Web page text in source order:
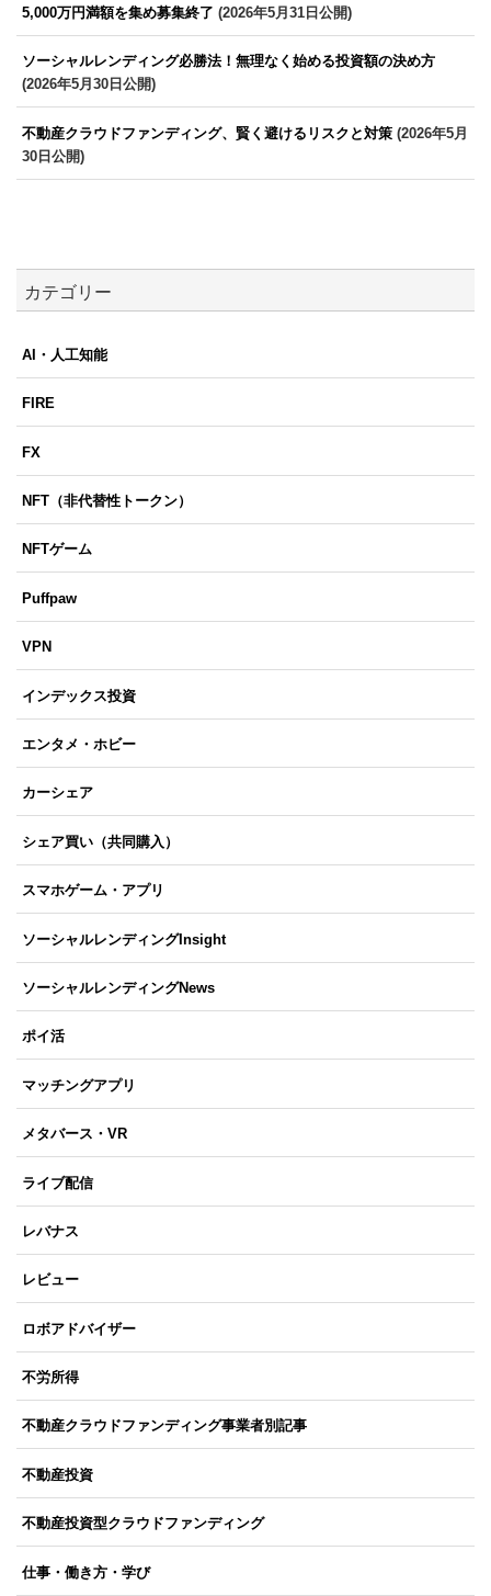
5,000万円満額を集め募集終了 (2026年5月31日公開)
ソーシャルレンディング必勝法！無理なく始める投資額の決め方
(2026年5月30日公開)
不動産クラウドファンディング、賢く避けるリスクと対策 (2026年5月
30日公開)
カテゴリー
AI・人工知能
FIRE
FX
NFT（非代替性トークン）
NFTゲーム
Puffpaw
VPN
インデックス投資
エンタメ・ホビー
カーシェア
シェア買い（共同購入）
スマホゲーム・アプリ
ソーシャルレンディングInsight
ソーシャルレンディングNews
ポイ活
マッチングアプリ
メタバース・VR
ライブ配信
レバナス
レビュー
ロボアドバイザー
不労所得
不動産クラウドファンディング事業者別記事
不動産投資
不動産投資型クラウドファンディング
仕事・働き方・学び